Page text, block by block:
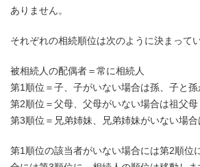
ありません。
それぞれの相続順位は次のように決まってい
被相続人の配偶者＝常に相続人
第1順位＝子、子がいない場合は孫、子と
第2順位＝父母、父母がいない場合は祖父母
第3順位＝兄弟姉妹、兄弟姉妹がいない場
第1順位の該当者がいない場合には第2順位